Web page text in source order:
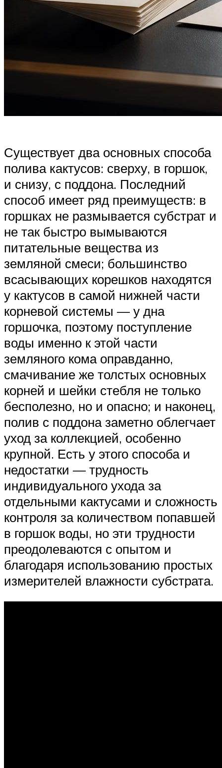
Существует два основных способа
полива кактусов: сверху, в горшок,
и снизу, с поддона. Последний
способ имеет ряд преимуществ: в
горшках не размывается субстрат и
не так быстро вымываются
питательные вещества из
земляной смеси; большинство
всасывающих корешков находятся
у кактусов в самой нижней части
корневой системы — у дна
горшочка, поэтому поступление
воды именно к этой части
земляного кома оправданно,
смачивание же толстых основных
корней и шейки стебля не только
бесполезно, но и опасно; и наконец,
полив с поддона заметно облегчает
уход за коллекцией, особенно
крупной. Есть у этого способа и
недостатки — трудность
индивидуального ухода за
отдельными кактусами и сложность
контроля за количеством попавшей
в горшок воды, но эти трудности
преодолеваются с опытом и
благодаря использованию простых
измерителей влажности субстрата.